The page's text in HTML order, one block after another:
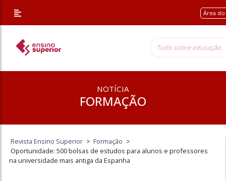
Área
NOTÍCIA
FORMAÇÃO
Revista Ensino Superior > Formação >
Oportunidade: 500 bolsas de estudos para alunos e professores
na universidade mais antiga da Espanha